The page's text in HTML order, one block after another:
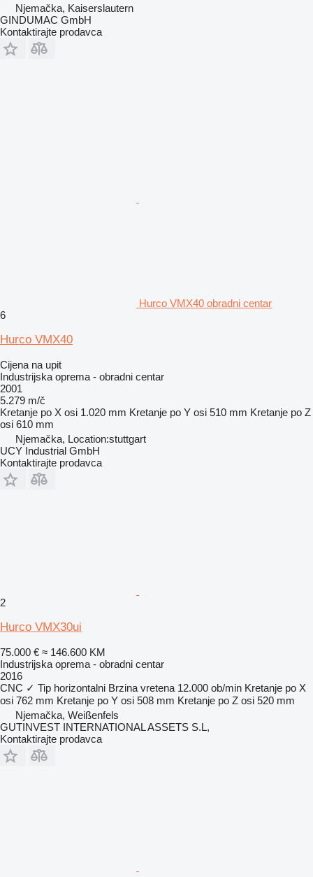
Njemačka, Kaiserslautern
GINDUMAC GmbH
Kontaktirajte prodavca
Hurco VMX40 obradni centar
6
Hurco VMX40
Cijena na upit
Industrijska oprema - obradni centar
2001
5.279 m/č
Kretanje po X osi 1.020 mm Kretanje po Y osi 510 mm Kretanje po Z
osi 610 mm
Njemačka, Location:stuttgart
UCY Industrial GmbH
Kontaktirajte prodavca
2
Hurco VMX30ui
75.000 € ≈ 146.600 KM
Industrijska oprema - obradni centar
2016
CNC ✓ Tip horizontalni Brzina vretena 12.000 ob/min Kretanje po X
osi 762 mm Kretanje po Y osi 508 mm Kretanje po Z osi 520 mm
Njemačka, Weißenfels
GUTINVEST INTERNATIONAL ASSETS S.L,
Kontaktirajte prodavca